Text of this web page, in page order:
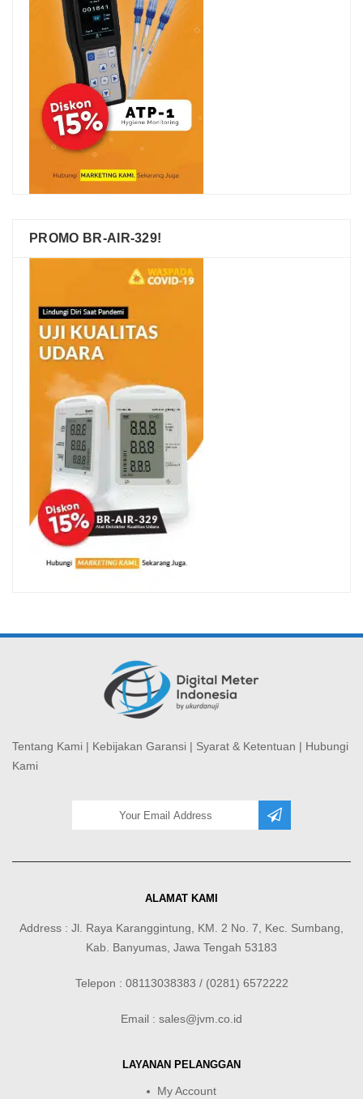
PROMO BR-AIR-329!
Tentang Kami | Kebijakan Garansi | Syarat & Ketentuan | Hubungi
Kami
ALAMAT KAMI
Address : Jl. Raya Karanggintung, KM. 2 No. 7, Kec. Sumbang,
Kab. Banyumas, Jawa Tengah 53183
Telepon : 08113038383 / (0281) 6572222
Email : sales@jvm.co.id
LAYANAN PELANGGAN
My Account